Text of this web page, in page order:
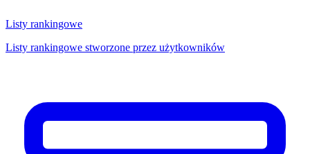
Listy rankingowe
Listy rankingowe stworzone przez użytkowników